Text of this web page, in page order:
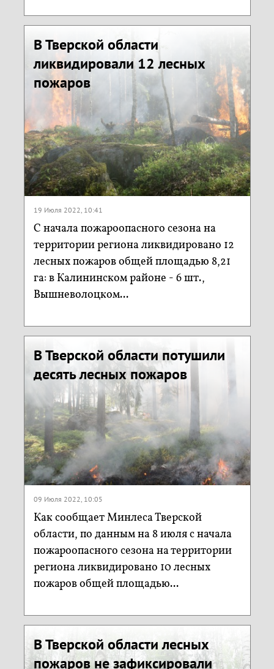
В Тверской области
ликвидировали 12 лесных
пожаров
19 Июля 2022, 10:41
С начала пожароопасного сезона на
территории региона ликвидировано 12
лесных пожаров общей площадью 8,21
га: в Калининском районе - 6 шт.,
Вышневолоцком...
В Тверской области потушили
десять лесных пожаров
09 Июля 2022, 10:05
Как сообщает Минлеса Тверской
области, по данным на 8 июля с начала
пожароопасного сезона на территории
региона ликвидировано 10 лесных
пожаров общей площадью...
В Тверской области лесных
пожаров не зафиксировали